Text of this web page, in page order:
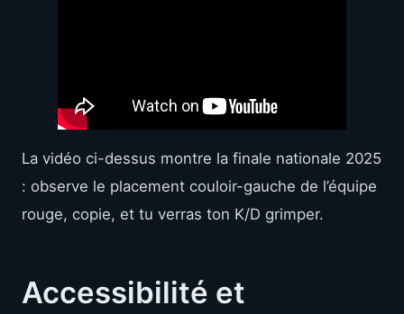
La vidéo ci-dessus montre la finale nationale 2025
: observe le placement couloir-gauche de l’équipe
rouge, copie, et tu verras ton K/D grimper.
Accessibilité et